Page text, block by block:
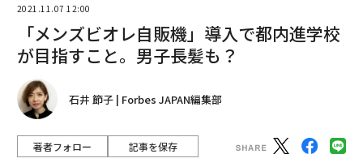
2021.11.07 12:00
「メンズビオレ自販機」導入で都内進学校
が目指すこと。男子長髪も？
石井 節子 | Forbes JAPAN編集部
著者フォロー 記事を保存